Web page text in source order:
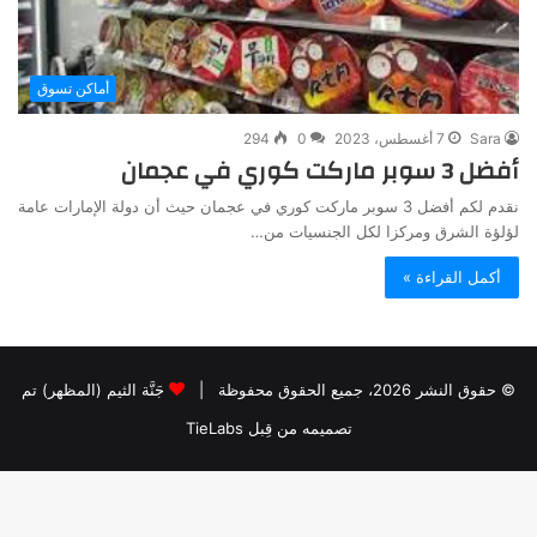
أماكن تسوق
Sara 7 أغسطس، 2023 0
294
أفضل 3 سوبر ماركت كوري في عجمان
نقدم لكم أفضل 3 سوبر ماركت كوري في عجمان حيث أن دولة الإمارات عامة
لؤلؤة الشرق ومركزا لكل الجنسيات من…
أكمل القراءة »
© حقوق النشر 2026، جميع الحقوق محفوظة |
جَنَّة الثيم (المظهر) تم
تصميمه من قِبل TieLabs